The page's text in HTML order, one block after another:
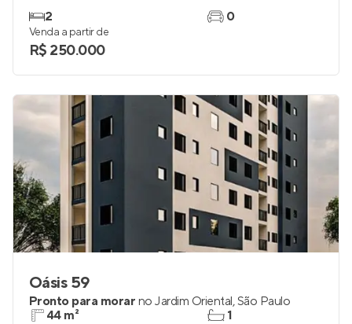
2
0
Venda a partir de
R$ 250.000
Oásis 59
Pronto para morar no Jardim Oriental,São Paulo
44 m²
1